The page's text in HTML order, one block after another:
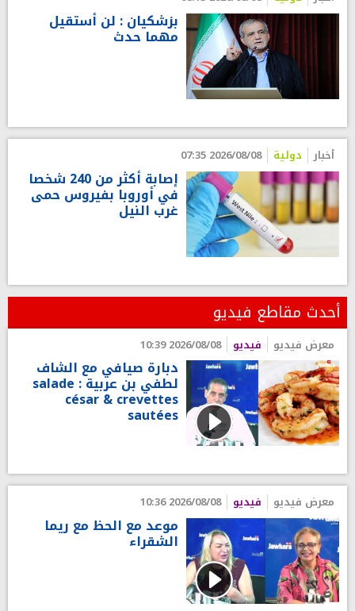
بزشكيان : لن أستقيل
مهما حدث
أخبار دولية 2026/08/08 07:35
إصابة أكثر من 240 شخصا
في أوروبا بفيروس حمى
غرب النيل
أحدث مقاطع فيديو
معرض فيديو فيديو 2026/08/08 10:39
دبارة صيافي مع الشاف
لطفي بن عربية : salade
césar & crevettes
sautées
معرض فيديو فيديو 2026/08/08 10:36
موعد مع الحظ مع ريما
الشقراء